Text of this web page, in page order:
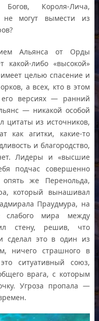
Короля-Лича,
не могут вымести из
Альянса от Орды
какой-либо «высокой»
целью спасение и
а всех, кто в этом
версиях — ранний
— никакой особой
цитаты из источников,
как агитки, какие-то
и благородство,
Лидеры и «высшие
подчас совершенно
же Перенольда,
который вынашивал
Праудмура, на
слабого мира между
стену, решив, что
сделал это в один из
ничего страшного в
ситуативный союз,
врага, с которым
Угроза пропала —